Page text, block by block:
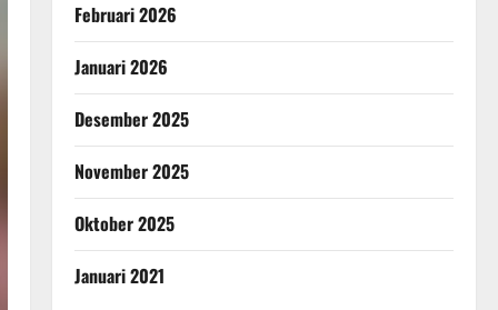
Februari 2026
Januari 2026
Desember 2025
November 2025
Oktober 2025
Januari 2021